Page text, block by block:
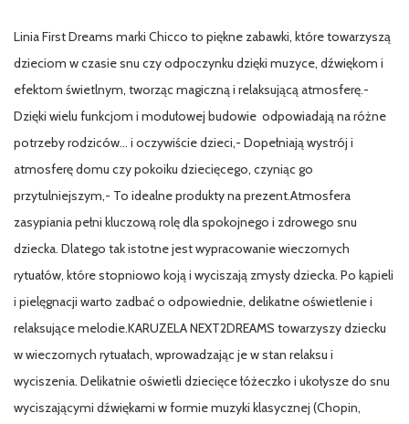
Linia First Dreams marki Chicco to piękne zabawki, które towarzyszą
dzieciom w czasie snu czy odpoczynku dzięki muzyce, dźwiękom i
efektom świetlnym, tworząc magiczną i relaksującą atmosferę.-
Dzięki wielu funkcjom i modułowej budowie odpowiadają na różne
potrzeby rodziców… i oczywiście dzieci,- Dopełniają wystrój i
atmosferę domu czy pokoiku dziecięcego, czyniąc go
przytulniejszym,- To idealne produkty na prezent.Atmosfera
zasypiania pełni kluczową rolę dla spokojnego i zdrowego snu
dziecka. Dlatego tak istotne jest wypracowanie wieczornych
rytuałów, które stopniowo koją i wyciszają zmysły dziecka. Po kąpieli
i pielęgnacji warto zadbać o odpowiednie, delikatne oświetlenie i
relaksujące melodie.KARUZELA NEXT2DREAMS towarzyszy dziecku
w wieczornych rytuałach, wprowadzając je w stan relaksu i
wyciszenia. Delikatnie oświetli dziecięce łóżeczko i ukołysze do snu
wyciszającymi dźwiękami w formie muzyki klasycznej (Chopin,